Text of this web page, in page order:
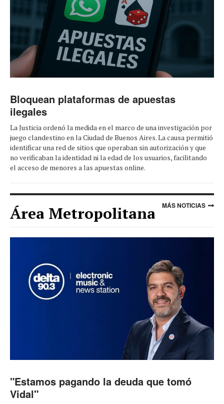
Bloquean plataformas de apuestas
ilegales
La Justicia ordenó la medida en el marco de una investigación por
juego clandestino en la Ciudad de Buenos Aires. La causa permitió
identificar una red de sitios que operaban sin autorización y que
no verificaban la identidad ni la edad de los usuarios, facilitando
el acceso de menores a las apuestas online.
Área Metropolitana MÁS NOTICIAS
"Estamos pagando la deuda que tomó
Vidal"